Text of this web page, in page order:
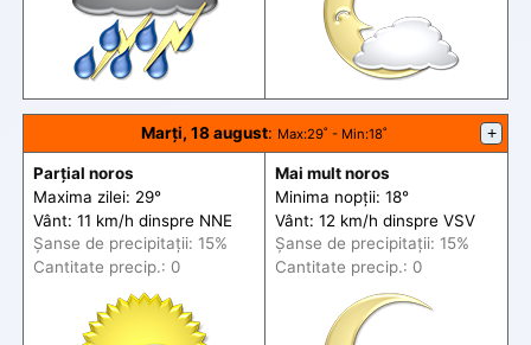
Marți, 18 august: Max:29˚ - Min:18˚ +
Parțial noros
Maxima zilei: 29°
Vânt: 11 km/h dinspre NNE
Șanse de precipitații: 15%
Cantitate precip.: 0
Mai mult noros
Minima nopții: 18°
Vânt: 12 km/h dinspre VSV
Șanse de precipitații: 15%
Cantitate precip.: 0